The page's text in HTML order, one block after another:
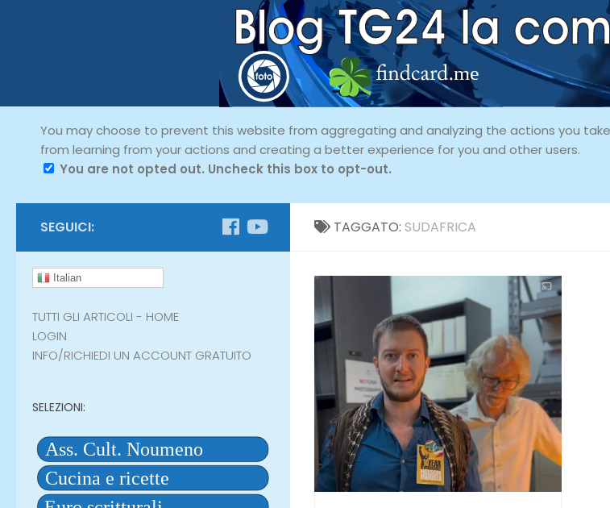
You may choose to prevent this website from aggregating and analyzing the actions you
from learning from your actions and creating a better experience for you and other users.
You are not opted out. Uncheck this box to opt-out.
TAGGATO: SUDAFRICA
SEGUICI:
Italian
TUTTI GLI ARTICOLI - HOME
LOGIN
INFO/RICHIEDI UN ACCOUNT GRATUITO
SELEZIONI: